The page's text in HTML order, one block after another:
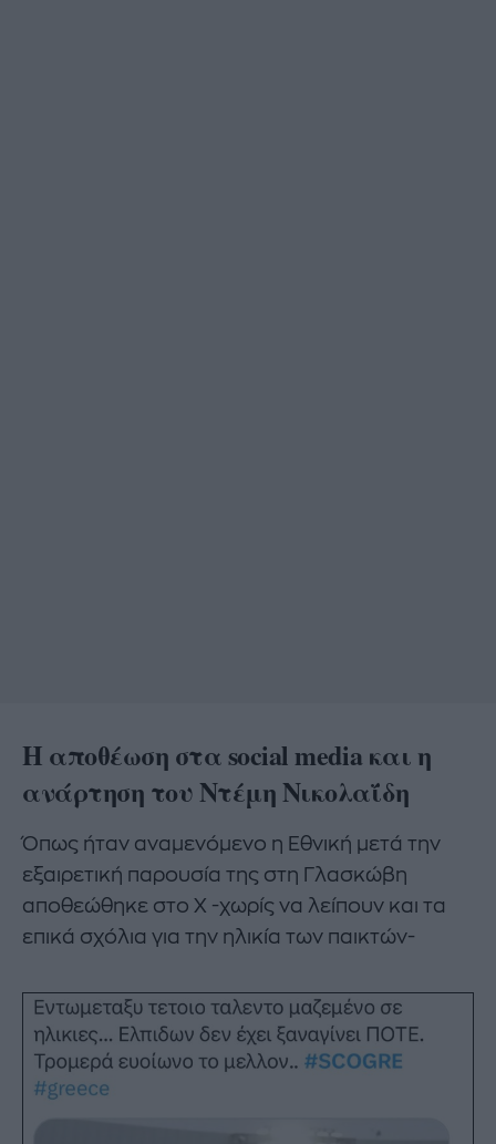
Η αποθέωση στα social media και η
ανάρτηση του Ντέμη Νικολαΐδη
Όπως ήταν αναμενόμενο η Εθνική μετά την
εξαιρετική παρουσία της στη Γλασκώβη
αποθεώθηκε στο X -χωρίς να λείπουν και τα
επικά σχόλια για την ηλικία των παικτών-